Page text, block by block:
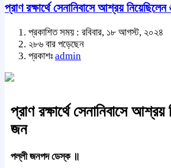
প্রাণ রক্ষার্থে সেনানিবাসে আশ্রয়
প্রকাশিত সময় : রবিবার, ১৮ আগস্ট, ২০২৪
২৮৬ বার পড়েছেন
প্রকাশঃ admin
প্রাণ রক্ষার্থে সেনানিবাসে
জন
পল্লী জনপদ ডেস্ক ॥